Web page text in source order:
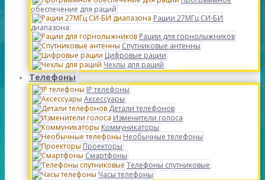
обеспечение для раций
Рации 27МГц СИ-БИ
диапазона
Рации для горнолыжников
Спутниковые антенны
Цифровые рации
Чехлы для раций
Телефоны
IP телефоны
Аксессуары
Детали телефонов
Изменители голоса
Коммуникаторы
Необычные телефоны
Проекторы
Смартфоны
Телефоны спутниковые
Часы телефоны